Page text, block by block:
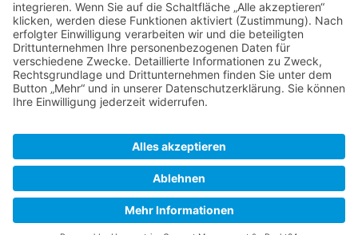
Vorlagen (3)
anzeigen)
Vorlage:MaßstabGM
(Quelltext anzeigen)
Vorlage:Navigation(Quelltext
anzeigen
SkipperGuide